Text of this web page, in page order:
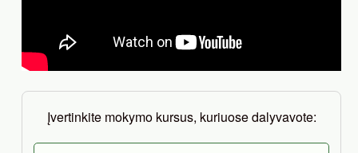
Įvertinkite mokymo kursus, kuriuose dalyvavote: